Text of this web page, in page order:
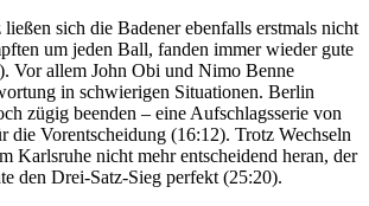
sich die Badener ebenfalls erstmals nicht
um jeden Ball, fanden immer wieder gute
Vor allem John Obi und Nimo Benne
in schwierigen Situationen. Berlin
zügig beenden – eine Aufschlagsserie von
die Vorentscheidung (16:12). Trotz Wechseln
Karlsruhe nicht mehr entscheidend heran, der
den Drei-Satz-Sieg perfekt (25:20).